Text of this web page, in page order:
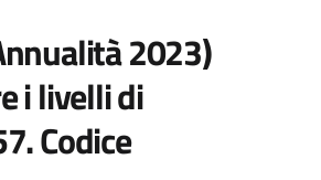
2023)
i livelli di
Codice